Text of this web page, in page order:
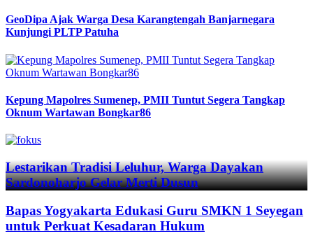
GeoDipa Ajak Warga Desa Karangtengah Banjarnegara
Kunjungi PLTP Patuha
Kepung Mapolres Sumenep, PMII Tuntut Segera Tangkap
Oknum Wartawan Bongkar86
Previous
Next
Lestarikan Tradisi Leluhur, Warga Dayakan
Sardonoharjo Gelar Merti Dusun
Bapas Yogyakarta Edukasi Guru SMKN 1 Seyegan
untuk Perkuat Kesadaran Hukum